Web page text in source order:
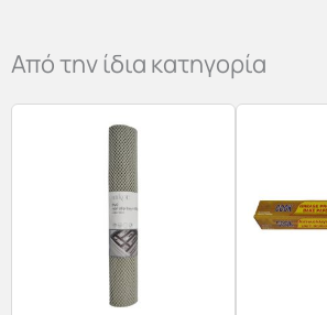
Από την ίδια κατηγορία